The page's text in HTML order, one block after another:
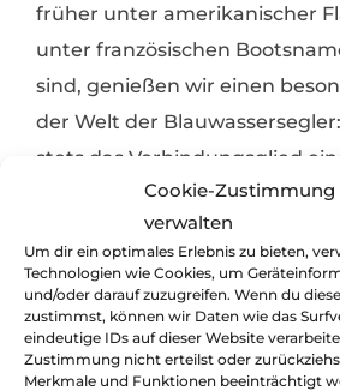
Cookie-Zustimmung
verwalten
Um dir ein optimales Erlebnis zu bieten,
Technologien wie Cookies, um
und/oder darauf zuzugreifen. Wenn du
zustimmst, können wir Daten wie das
eindeutige IDs auf dieser Website
Zustimmung nicht erteilst oder
Merkmale und Funktionen beeinträchtigt
früher unter amerikanischer
unter französischen
sind, genießen wir einen
der Welt der
stets das Verbindungsglied
multinationalen Gruppe. Denn
mitsamt seiner kleinen,
am Heck lässt sich von den
einordnen. Und damit ist
dass wir nicht einfach nur in
Deutschen, der Holländer, der